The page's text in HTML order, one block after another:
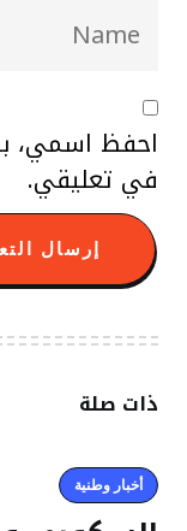
احفظ اسمي،
في تعليقي.
ذات صلة
أخبار وطنية